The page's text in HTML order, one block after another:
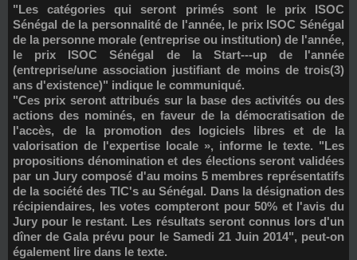
"Les catégories qui seront primés sont le prix ISOC
Sénégal de la personnalité de l'année, le prix ISOC Sénégal
de la personne morale (entreprise ou institution) de l'année,
le prix ISOC Sénégal de la Start--‐up de l'année
(entreprise/une association justifiant de moins de trois(3)
ans d'existence)" indique le communiqué.
"Ces prix seront attribués sur la base des activités ou des
actions des nominés, en faveur de la démocratisation de
l'accès, de la promotion des logiciels libres et de la
valorisation de l'expertise locale », informe le texte. "Les
propositions dénomination et des élections seront validées
par un Jury composé d'au moins 5 membres représentatifs
de la société des TIC's au Sénégal. Dans la désignation des
récipiendaires, les votes compteront pour 50% et l'avis du
Jury pour le restant. Les résultats seront connus lors d'un
dîner de Gala prévu pour le Samedi 21 Juin 2014", peut-on
également lire dans le texte.